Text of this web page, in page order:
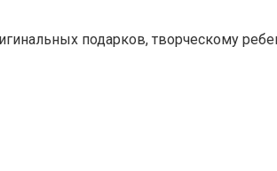
подарков, творческому